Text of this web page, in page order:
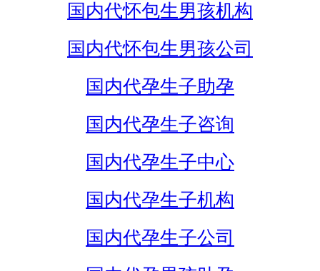
国内代怀包生男孩机构
国内代怀包生男孩公司
国内代孕生子助孕
国内代孕生子咨询
国内代孕生子中心
国内代孕生子机构
国内代孕生子公司